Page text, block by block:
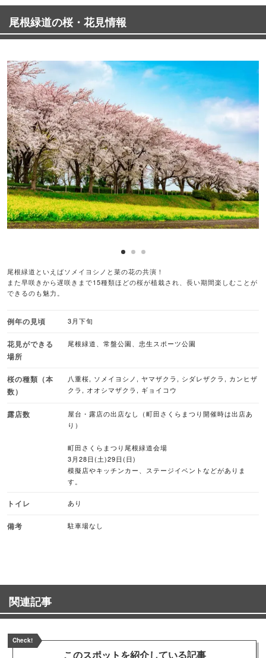
尾根緑道の桜・花見情報
尾根緑道といえばソメイヨシノと菜の花の共演！
また早咲きから遅咲きまで15種類ほどの桜が植栽され、長い期間楽しむことが
できるのも魅力。
例年の見頃 3月下旬
花見ができる
場所
尾根緑道、常盤公園、忠生スポーツ公園
桜の種類（本
数）
八重桜, ソメイヨシノ, ヤマザクラ, シダレザクラ, カンヒザ
クラ, オオシマザクラ, ギョイコウ
露店数
屋台・露店の出店なし（町田さくらまつり開催時は出店あ
り）
町田さくらまつり尾根緑道会場
3月28日(土)29日(日)
模擬店やキッチンカー、ステージイベントなどがありま
す。
トイレ あり
備考 駐車場なし
関連記事
Check!
このスポットを紹介している記事